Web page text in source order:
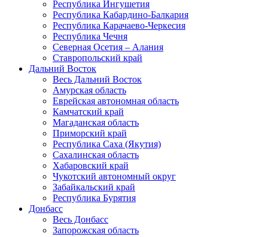
Республика Ингушетия
Республика Кабардино-Балкария
Республика Карачаево-Черкесия
Республика Чечня
Северная Осетия – Алания
Ставропольский край
Дальний Восток
Весь Дальний Восток
Амурская область
Еврейская автономная область
Камчатский край
Магаданская область
Приморский край
Республика Саха (Якутия)
Сахалинская область
Хабаровский край
Чукотский автономный округ
Забайкальский край
Республика Бурятия
Донбасс
Весь Донбасс
Запорожская область